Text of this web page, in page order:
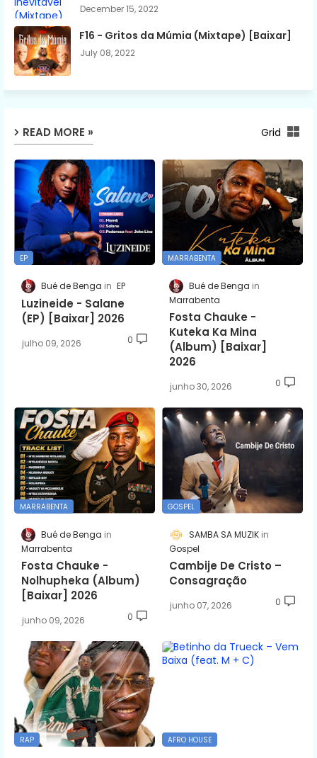
December 15, 2022
F16 - Gritos da Múmia (Mixtape) [Baixar]
July 08, 2022
READ MORE » Grid
EP
Bué de Benga EP
Luzineide - Salane
(EP) [Baixar] 2026
julho 09, 2026 0
MARRABENTA
Bué de Benga
Marrabenta
Fosta Chauke -
Kuteka Ka Mina
(Album) [Baixar]
2026
junho 30, 2026 0
MARRABENTA
Bué de Benga
Marrabenta
Fosta Chauke -
Nolhupheka (Album)
[Baixar] 2026
junho 09, 2026 0
GOSPEL
SAMBA SA MUZIK
Gospel
Cambije De Cristo –
Consagração
junho 07, 2026 0
RAP AFRO HOUSE